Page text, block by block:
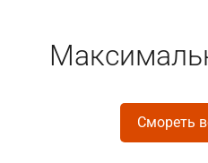
Смореть